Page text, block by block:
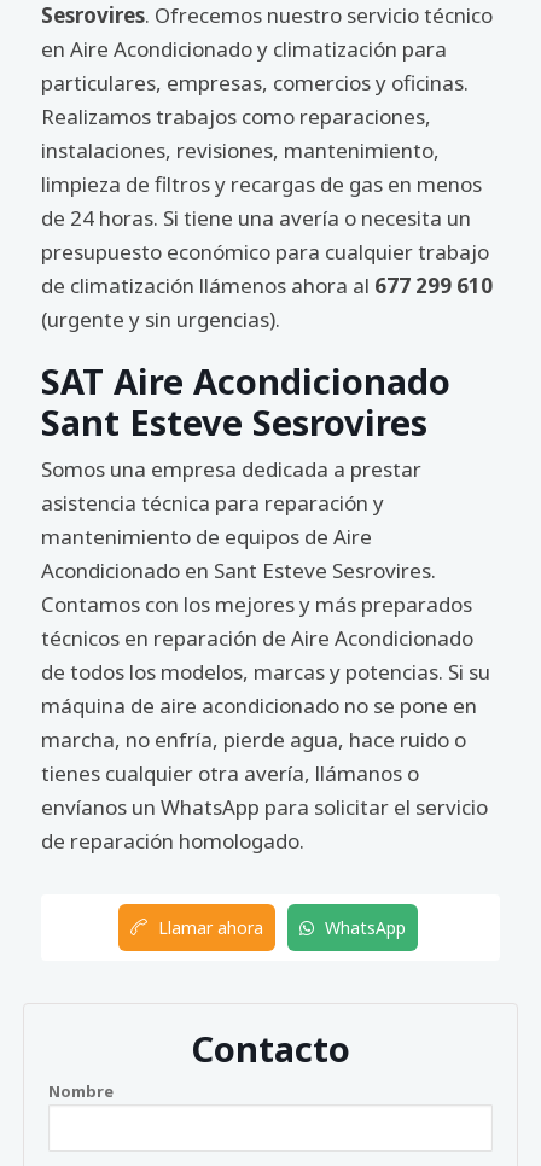
Sesrovires. Ofrecemos nuestro servicio técnico
en Aire Acondicionado y climatización para
particulares, empresas, comercios y oficinas.
Realizamos trabajos como reparaciones,
instalaciones, revisiones, mantenimiento,
limpieza de filtros y recargas de gas en menos
de 24 horas. Si tiene una avería o necesita un
presupuesto económico para cualquier trabajo
de climatización llámenos ahora al 677 299 610
(urgente y sin urgencias).
SAT Aire Acondicionado
Sant Esteve Sesrovires
Somos una empresa dedicada a prestar
asistencia técnica para reparación y
mantenimiento de equipos de Aire
Acondicionado en Sant Esteve Sesrovires.
Contamos con los mejores y más preparados
técnicos en reparación de Aire Acondicionado
de todos los modelos, marcas y potencias. Si su
máquina de aire acondicionado no se pone en
marcha, no enfría, pierde agua, hace ruido o
tienes cualquier otra avería, llámanos o
envíanos un WhatsApp para solicitar el servicio
de reparación homologado.
Llamar ahora WhatsApp
Contacto
Nombre